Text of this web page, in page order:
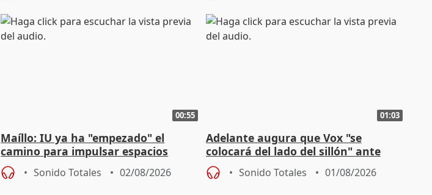
00:55
Maíllo: IU ya ha "empezado" el
camino para impulsar espacios
unitarios para las municipales
Sonido Totales 02/08/2026
01:03
Adelante augura que Vox "se
colocará del lado del sillón" ante
iniciativas de la oposición
Sonido Totales 01/08/2026